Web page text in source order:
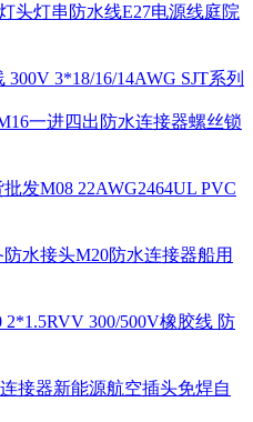
头灯串防水线E27电源线庭院
3*18/16/14AWG SJT系列
一进四出防水连接器螺丝锁
发M08 22AWG2464UL PVC
水接头M20防水连接器船用
300/500V橡胶线 防
接器新能源航空插头免焊自